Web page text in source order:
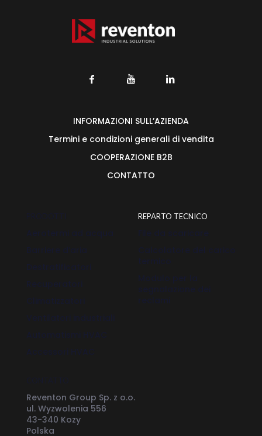
INFORMAZIONI SULL’AZIENDA
Termini e condizioni generali di vendita
COOPERAZIONE B2B
CONTATTO
REPARTO TECNICO
Reventon Group Sp. z o.o.
ul. Wyzwolenia 556
43-340 Kozy
Polska